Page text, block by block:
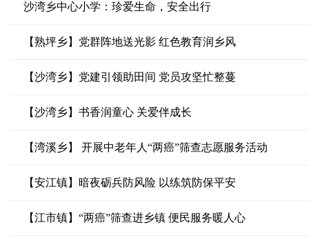
沙湾乡中心小学：珍爱生命，安全出行
【熟坪乡】党群阵地送光影 红色教育润乡风
【沙湾乡】党建引领助田间 党员攻坚忙整蔓
【沙湾乡】书香润童心 关爱伴成长
【湾溪乡】 开展中老年人“两癌”筛查志愿服务活动
【安江镇】暗夜砺兵防风险 以练筑防保平安
【江市镇】“两癌”筛查进乡镇 便民服务暖人心